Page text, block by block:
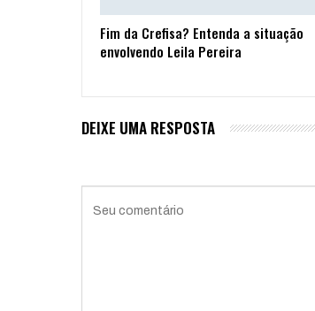
Fim da Crefisa? Entenda a situação
envolvendo Leila Pereira
DEIXE UMA RESPOSTA